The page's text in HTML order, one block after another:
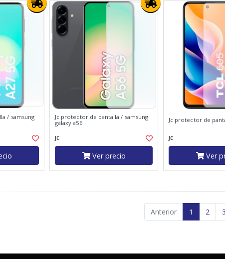
/ samsung
Jc protector de pantalla / samsung
galaxy a56
JC
Ver precio
Jc protector de
JC
Ver
Anterior 1 2 3